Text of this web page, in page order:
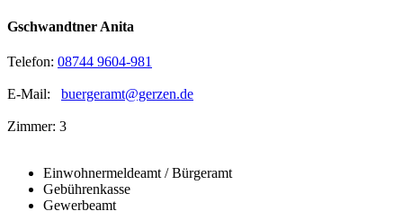
Gschwandtner Anita
Telefon: 08744 9604-981
E-Mail: buergeramt@gerzen.de
Zimmer: 3
Einwohnermeldeamt / Bürgeramt
Gebührenkasse
Gewerbeamt